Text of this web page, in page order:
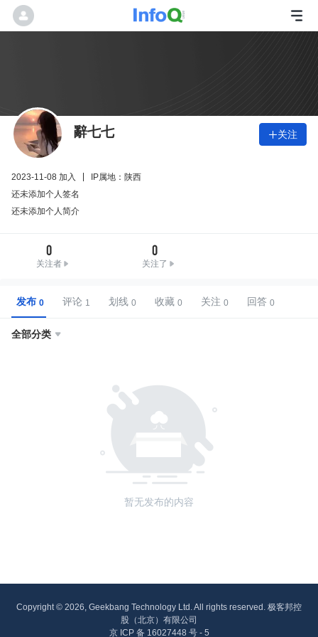
辭七七 关注
2023-11-08 加入
IP属地：陕西
还未添加个人签名
还未添加个人简介
0
关注者
0
关注了
发布 评论 划线 收藏 关注 回答
全部分类 
暂无发布的内容
Copyright © 2026, Geekbang Technology Ltd. All rights reserved. 极客邦控
股（北京）有限公司
京 ICP 备 16027448 号 - 5